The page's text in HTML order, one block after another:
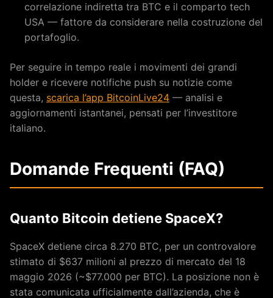
correlazione indiretta tra BTC e il comparto tech
USA — fattore da considerare nella costruzione del
portafoglio.
Per seguire in tempo reale i movimenti dei grandi
holder e ricevere notifiche push su notizie come
questa, scarica l’app BitcoinLive24 — analisi e
aggiornamenti istantanei, pensati per l’investitore
italiano.
Domande Frequenti (FAQ)
Quanto Bitcoin detiene SpaceX?
SpaceX detiene circa 8.270 BTC, per un controvalore
stimato di $637 milioni al prezzo di mercato del 18
maggio 2026 (~$77.000 per BTC). La posizione non è
stata comunicata ufficialmente dall’azienda, che è